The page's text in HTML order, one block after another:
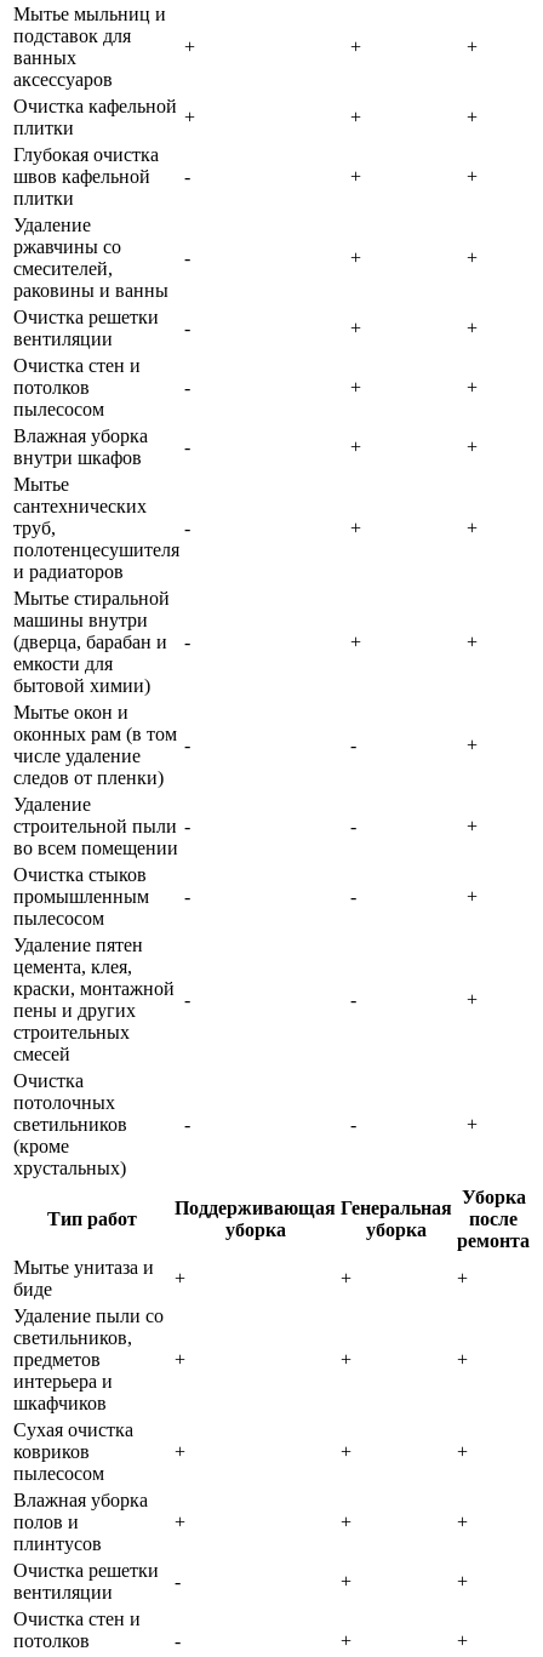
Мытье мыльниц и
подставок для
ванных
аксессуаров
+ + +
Очистка кафельной
плитки
+ +
+
Глубокая очистка
швов кафельной
плитки
- + +
Удаление
ржавчины со
смесителей,
раковины и ванны
- + +
Очистка решетки
вентиляции
- +
+
Очистка стен и
потолков
пылесосом
- + +
Влажная уборка
внутри шкафов
- +
+
Мытье
сантехнических
труб,
полотенцесушителя
и радиаторов
- + +
Мытье стиральной
машины внутри
(дверца, барабан и
емкости для
бытовой химии)
- + +
Мытье окон и
оконных рам (в том
числе удаление
следов от пленки)
- - +
Удаление
строительной пыли
во всем помещении
- - +
Очистка стыков
промышленным
пылесосом
- - +
Удаление пятен
цемента, клея,
краски, монтажной
пены и других
строительных
смесей
- - +
Очистка
потолочных
светильников
(кроме
хрустальных)
- - +
Тип работ
Поддерживающая
уборка
Генеральная
уборка
Уборка
после
ремонта
Мытье унитаза и
биде
+ +
+
Удаление пыли со
светильников,
предметов
интерьера и
шкафчиков
+ + +
Сухая очистка
ковриков
пылесосом
+ + +
Влажная уборка
полов и
плинтусов
+ + +
Очистка решетки
вентиляции
- +
+
Очистка стен и
потолков
- + +